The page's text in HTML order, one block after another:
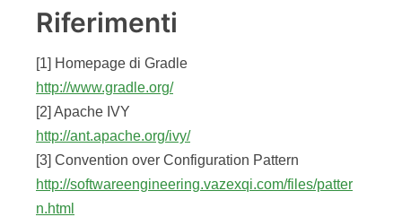
Riferimenti
[1] Homepage di Gradle
http://www.gradle.org/
[2] Apache IVY
http://ant.apache.org/ivy/
[3] Convention over Configuration Pattern
http://softwareengineering.vazexqi.com/files/patter
n.html